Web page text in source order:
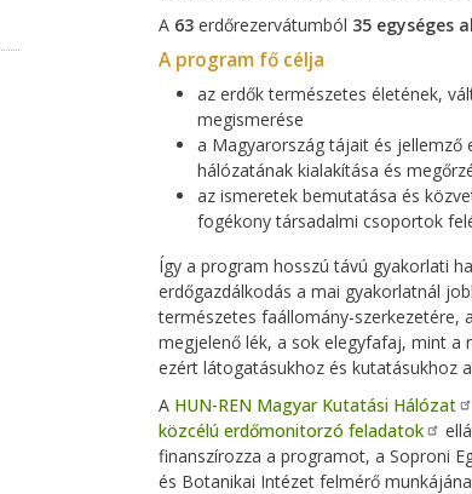
A 63 erdőrezervátumból 35 egységes
A program fő célja
az erdők természetes életének,
megismerése
a Magyarország tájait és jellemző
hálózatának kialakítása és
az ismeretek bemutatása és
fogékony társadalmi csoportok
Így a program hosszú távú gyakorlati
erdőgazdálkodás a mai gyakorlatnál
természetes faállomány-szerkezetére,
megjelenő lék, a sok elegyfafaj, mint a
ezért látogatásukhoz és kutatásukhoz
A HUN-REN Magyar Kutatási Hálózat
közcélú erdőmonitorzó feladatok
finanszírozza a programot, a Soproni
és Botanikai Intézet felmérő